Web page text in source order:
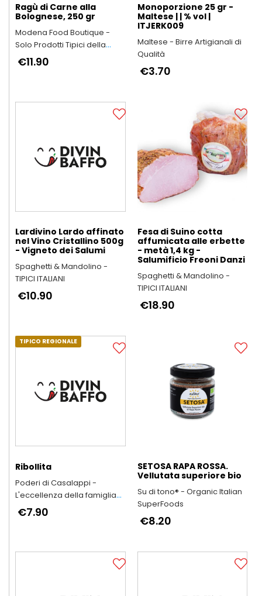
Ragù di Carne alla
Bolognese, 250 gr
Modena Food Boutique -
Solo Prodotti Tipici della
Provincia di Modena
€11.90
Monoporzione 25 gr -
Maltese | | % vol |
ITJERK009
Maltese - Birre Artigianali di
Qualità
€3.70
Lardivino Lardo affinato
nel Vino Cristallino 500g
- Vigneto dei Salumi
Spaghetti & Mandolino -
TIPICI ITALIANI
€10.90
Fesa di Suino cotta
affumicata alle erbette
- metà 1,4 kg -
Salumificio Freoni Danzi
Spaghetti & Mandolino -
TIPICI ITALIANI
€18.90
TIPICO REGIONALE
Ribollita
Poderi di Casalappi -
L'eccellenza della famiglia
Bartalini
€7.90
SETOSA RAPA ROSSA.
Vellutata superiore bio
Su di tono® - Organic Italian
SuperFoods
€8.20